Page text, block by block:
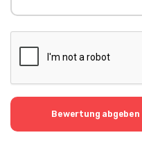
Bewertung abgeben